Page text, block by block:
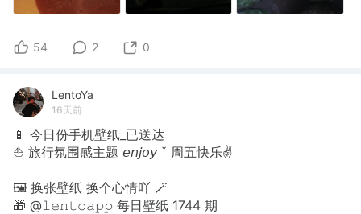
54 2 0
LentoYa
16天前
📱 今日份手机壁纸_已送达
⛵️ 旅行氛围感主题 𝘦𝘯𝘫𝘰𝘺 ˇ 周五快乐✌
🖼 换张壁纸 换个心情吖 🪄
🎁 @𝚕𝚎𝚗𝚝𝚘𝚊𝚙𝚙 每日壁纸 1744 期